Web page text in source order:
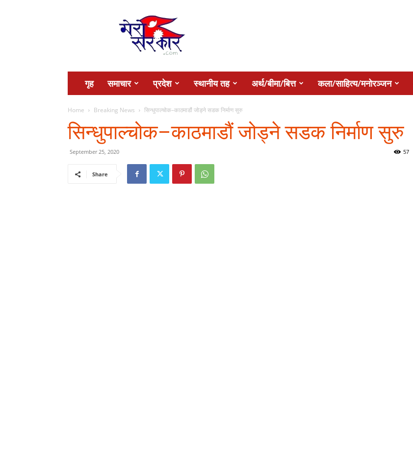
गृह समाचार प्रदेश स्थानीय तह अर्थ/बीमा/बित्त कला/साहित्य/मनोरञ्जन
Home Breaking News सिन्धुपाल्चोक–काठमाडौं जोड्ने सडक निर्माण सुरु
सिन्धुपाल्चोक–काठमाडौं जोड्ने सडक निर्माण सुरु
September 25, 2020 57
Share